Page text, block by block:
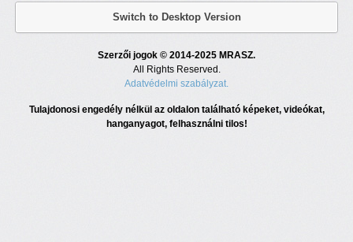
Switch to Desktop Version
Szerzői jogok © 2014-2025 MRASZ.
All Rights Reserved.
Adatvédelmi szabályzat.
Tulajdonosi engedély nélkül az oldalon található képeket, videókat,
hanganyagot, felhasználni tilos!